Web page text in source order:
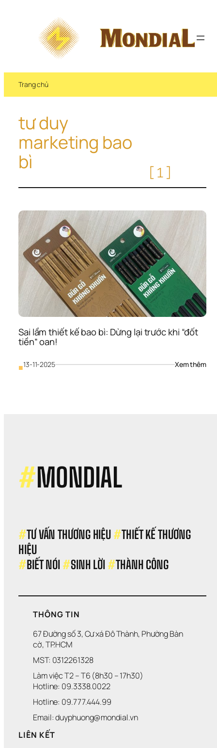
Trang chủ
tư duy
marketing bao
bì
[1]
Sai lầm thiết kế bao bì: Dừng lại trước khi “đốt
tiền” oan!
■13-11-2025 Xem thêm:
#MONDIAL
#TƯ VẤN THƯƠNG HIỆU #THIẾT KẾ THƯƠNG
HIỆU
#BIẾT NÓI #SINH LỜI #THÀNH CÔNG
THÔNG TIN
67 Đường số 3, Cư xá Đô Thành, Phường Bàn
cờ, TP.HCM
MST: 0312261328
Làm việc T2 – T6 (8h30 – 17h30)
Hotline: 09.3338.0022
Hotline: 09.777.444.99
Email: duyphuong@mondial.vn
LIÊN KẾT